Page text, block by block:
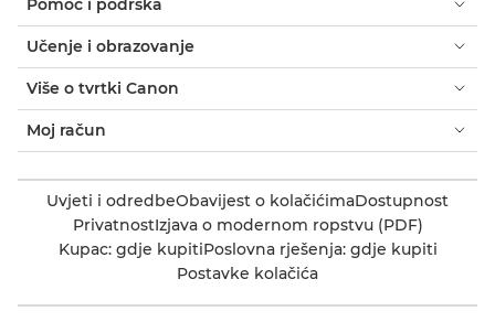
Učenje i obrazovanje
Više o tvrtki Canon
Moj račun
Uvjeti i odredbeObavijest o kolačićimaDostupnost
PrivatnostIzjava o modernom ropstvu (PDF)
Kupac: gdje kupitiPoslovna rješenja: gdje kupiti
Postavke kolačića